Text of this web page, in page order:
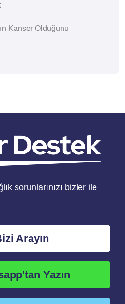
Kanser Olduğunu
sorunlarınızı bizler ile
Arayın
Yazın